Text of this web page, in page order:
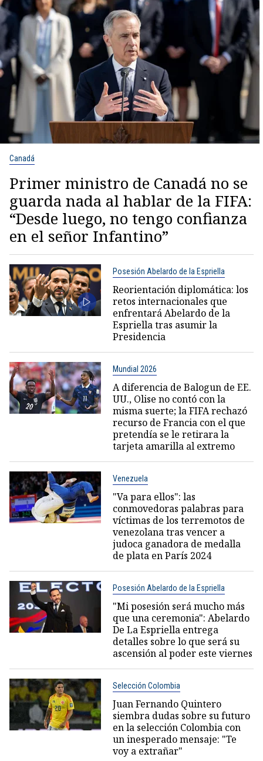
Canadá
Primer ministro de Canadá no se
guarda nada al hablar de la FIFA:
“Desde luego, no tengo confianza
en el señor Infantino”
Posesión Abelardo de la Espriella
Reorientación diplomática: los
retos internacionales que
enfrentará Abelardo de la
Espriella tras asumir la
Presidencia
Mundial 2026
A diferencia de Balogun de EE.
UU., Olise no contó con la
misma suerte; la FIFA rechazó
recurso de Francia con el que
pretendía se le retirara la
tarjeta amarilla al extremo
Venezuela
"Va para ellos": las
conmovedoras palabras para
víctimas de los terremotos de
venezolana tras vencer a
judoca ganadora de medalla
de plata en París 2024
Posesión Abelardo de la Espriella
"Mi posesión será mucho más
que una ceremonia": Abelardo
De La Espriella entrega
detalles sobre lo que será su
ascensión al poder este viernes
Selección Colombia
Juan Fernando Quintero
siembra dudas sobre su futuro
en la selección Colombia con
un inesperado mensaje: "Te
voy a extrañar"